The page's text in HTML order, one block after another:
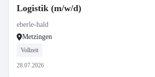
Logistik (m/w/d)
eberle-hald
Metzingen
Vollzeit
28.07.2026